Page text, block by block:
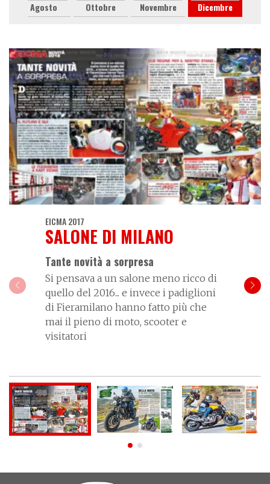
Agosto Ottobre Novembre Dicembre
EICMA 2017
SALONE DI MILANO
Tante novità a sorpresa
Si pensava a un salone meno ricco di
quello del 2016... e invece i padiglioni
di Fieramilano hanno fatto più che
mai il pieno di moto, scooter e
visitatori